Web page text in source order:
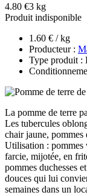
4.80 €3 kg
Produit indisponible
1.60 € / kg
Producteur :
Type produit :
La pomme de terre
Les tubercules
chair jaune, pommes
Utilisation : pommes
farcie, mijotée, en
pommes duchesses
douces qui lui
semaines dans un